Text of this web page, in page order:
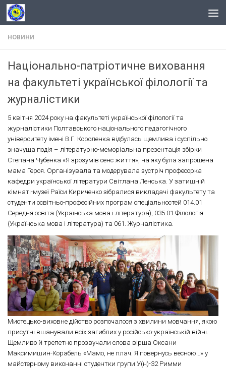
Skip to content
НОВИНИ
Національно-патріотичне виховання
на факультеті української філології та
журналістики
5 квітня 2024 року на факультеті української філології та
журналістики Полтавського національного педагогічного
університету імені В.Г. Короленка відбулась щемлива і суспільно
значуща подія – літературно-меморіальна презентація збірки
Степана Чубенка «Я зрозумів сенс життя», на яку була запрошена
мама Героя. Організувала та модерувала зустріч професорка
кафедри української літератури Світлана Ленська. У затишній
кімнаті-музеї Раїси Кириченко зібралися викладачі факультету та
студенти освітньо-професійних програм спеціальностей 014.01
Середня освіта (Українська мова і література), 035.01 Філологія
(Українська мова і література) та 061. Журналістика.
Мистецько-виховне дійство розпочалося з хвилини мовчання, якою
присутні вшанували всіх загиблих у російсько-українській війні.
Щемливо й трепетно прозвучали слова вірша Оксани
Максимишин-Корабель «Мамо, не плач. Я повернусь весною…» у
майстерному виконанні студентки групи У(н)-32 Римми